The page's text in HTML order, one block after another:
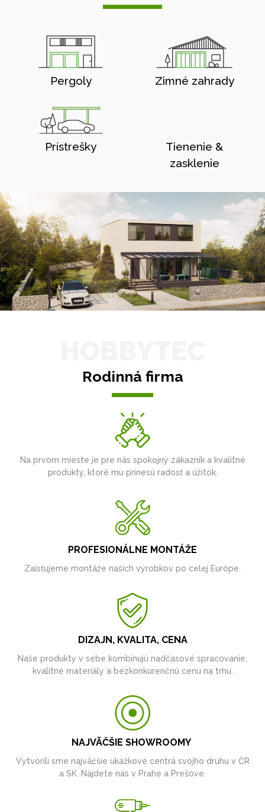
Pergoly Zimné zahrady
Prístrešky
Tienenie &
zasklenie
Rodinná firma
Na prvom mieste je pre nás spokojný zákazník a kvalitné
produkty, ktoré mu prinesú radosť a úžitok.
PROFESIONÁLNE MONTÁŽE
Zaisťujeme montáže našich výrobkov po celej Európe.
DIZAJN, KVALITA, CENA
Naše produkty v sebe kombinujú nadčasové spracovanie,
kvalitné materiály a bezkonkurenčnú cenu na trhu.
NAJVÄČŠIE SHOWROOMY
Vytvorili sme najväčšie ukážkové centrá svojho druhu v ČR
a SK. Nájdete nás v Prahe a Prešove.